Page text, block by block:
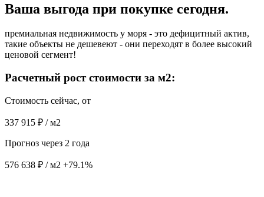
Ваша выгода при покупке сегодня.
премиальная недвижимость у моря - это дефицитный актив,
такие объекты не дешевеют - они переходят в более высокий
ценовой сегмент!
Расчетный рост стоимости за м2:
Стоимость сейчас, от
337 915 ₽ / м2
Прогноз через 2 года
576 638 ₽ / м2 +79.1%